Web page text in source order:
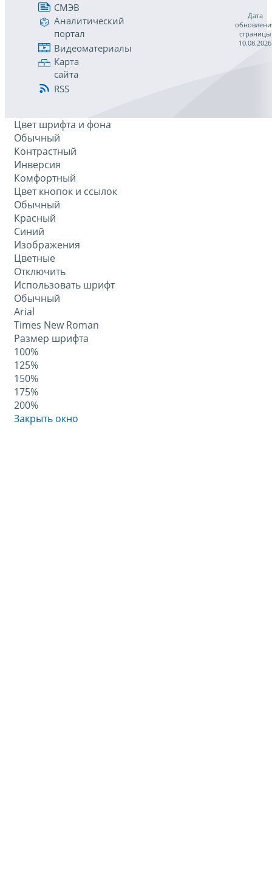
СМЭВ
Аналитический
портал
Видеоматериалы
Карта
сайта
RSS
Дата
страницы
10.08.2026
Цвет шрифта и фона
Обычный
Контрастный
Инверсия
Комфортный
Цвет кнопок и ссылок
Обычный
Красный
Синий
Изображения
Цветные
Отключить
Использовать шрифт
Обычный
Arial
Times New Roman
Размер шрифта
100%
125%
150%
175%
200%
Закрыть окно